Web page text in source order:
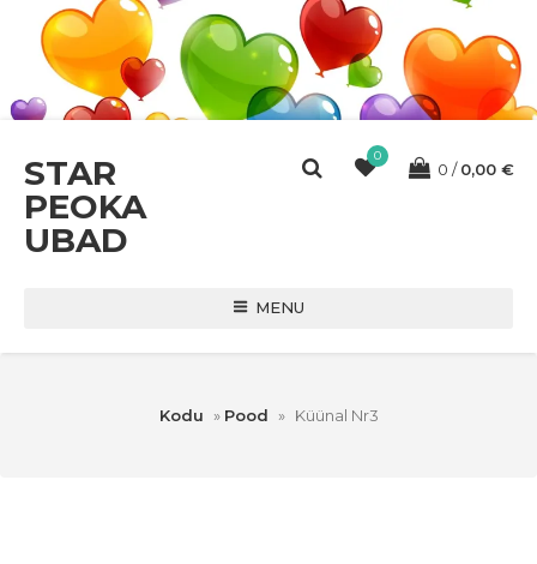
STAR
PEOKA
UBAD
0
0 0,00 €
MENU
Kodu » Pood » Küünal Nr3